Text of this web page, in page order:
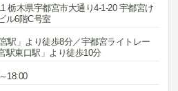
栃木県宇都宮市大通り4-1-20 宇都宮け
ル6階C号室
駅」より徒歩8分／宇都宮ライトレー
駅東口駅」より徒歩10分
18:00